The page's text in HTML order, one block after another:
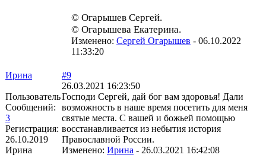
© Огарышев Сергей.
© Огарышева Екатерина.
Изменено: Сергей Огарышев - 06.10.2022
11:33:20
Ирина
Пользователь
Сообщений:
3
Регистрация:
26.10.2019
Ирина
#9
26.03.2021 16:23:50
Господи Сергей, дай бог вам здоровья! Дали
возможность в наше время посетить для меня
святые места. С вашей и божьей помощью
восстанавливается из небытия история
Православной России.
Изменено: Ирина - 26.03.2021 16:42:08